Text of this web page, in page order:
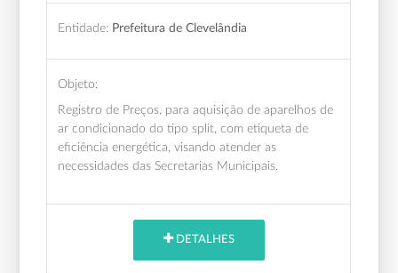
Entidade: Prefeitura de Clevelândia
Objeto:
Registro de Preços, para aquisição de aparelhos de
ar condicionado do tipo split, com etiqueta de
eficiência energética, visando atender as
necessidades das Secretarias Municipais.
DETALHES